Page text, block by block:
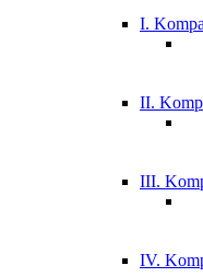
I.
II.
III.
IV.